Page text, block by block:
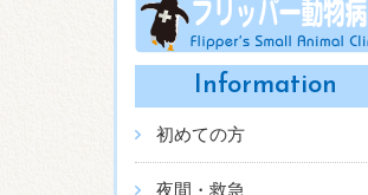
Information
初めての方
夜間・救急